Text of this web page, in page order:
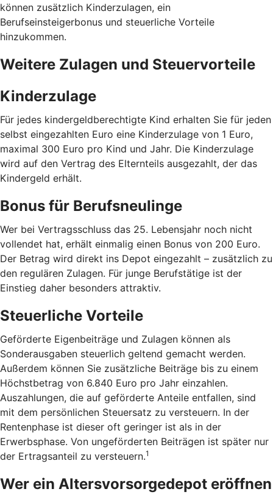
können zusätzlich Kinderzulagen, ein
Berufseinsteigerbonus und steuerliche Vorteile
hinzukommen.
Weitere Zulagen und Steuervorteile
Kinderzulage
Für jedes kindergeldberechtigte Kind erhalten Sie für jeden
selbst eingezahlten Euro eine Kinderzulage von 1 Euro,
maximal 300 Euro pro Kind und Jahr. Die Kinderzulage
wird auf den Vertrag des Elternteils ausgezahlt, der das
Kindergeld erhält.
Bonus für Berufsneulinge
Wer bei Vertragsschluss das 25. Lebensjahr noch nicht
vollendet hat, erhält einmalig einen Bonus von 200 Euro.
Der Betrag wird direkt ins Depot eingezahlt – zusätzlich zu
den regulären Zulagen. Für junge Berufstätige ist der
Einstieg daher besonders attraktiv.
Steuerliche Vorteile
Geförderte Eigenbeiträge und Zulagen können als
Sonderausgaben steuerlich geltend gemacht werden.
Außerdem können Sie zusätzliche Beiträge bis zu einem
Höchstbetrag von 6.840 Euro pro Jahr einzahlen.
Auszahlungen, die auf geförderte Anteile entfallen, sind
mit dem persönlichen Steuersatz zu versteuern. In der
Rentenphase ist dieser oft geringer ist als in der
Erwerbsphase. Von ungeförderten Beiträgen ist später nur
der Ertragsanteil zu versteuern.1
Wer ein Altersvorsorgedepot eröffnen